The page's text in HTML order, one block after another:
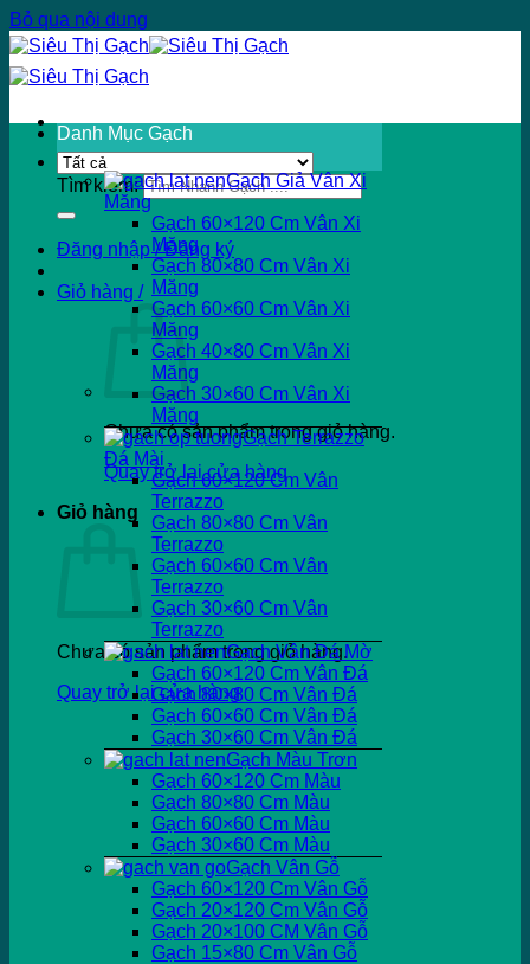
Bỏ qua nội dung
Tìm kiếm:
Đăng nhập / Đăng ký
Giỏ hàng /
Chưa có sản phẩm trong giỏ hàng.
Quay trở lại cửa hàng
Giỏ hàng
Chưa có sản phẩm trong giỏ hàng.
Quay trở lại cửa hàng
Danh Mục Gạch
Gạch Giả Vân Xi
Măng
Gạch 60×120 Cm Vân Xi
Măng
Gạch 80×80 Cm Vân Xi
Măng
Gạch 60×60 Cm Vân Xi
Măng
Gạch 40×80 Cm Vân Xi
Măng
Gạch 30×60 Cm Vân Xi
Măng
Gạch Terrazzo
Đá Mài
Gạch 60×120 Cm Vân
Terrazzo
Gạch 80×80 Cm Vân
Terrazzo
Gạch 60×60 Cm Vân
Terrazzo
Gạch 30×60 Cm Vân
Terrazzo
Gạch Vân Đá Mờ
Gạch 60×120 Cm Vân Đá
Gạch 80×80 Cm Vân Đá
Gạch 60×60 Cm Vân Đá
Gạch 30×60 Cm Vân Đá
Gạch Màu Trơn
Gạch 60×120 Cm Màu
Gạch 80×80 Cm Màu
Gạch 60×60 Cm Màu
Gạch 30×60 Cm Màu
Gạch Vân Gỗ
Gạch 60×120 Cm Vân Gỗ
Gạch 20×120 Cm Vân Gỗ
Gạch 20×100 CM Vân Gỗ
Gạch 15×80 Cm Vân Gỗ